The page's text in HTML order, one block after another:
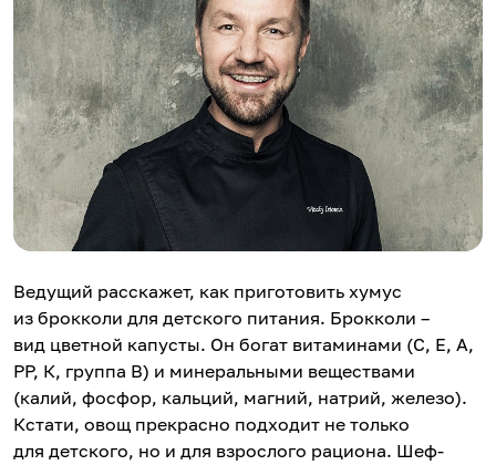
Ведущий расскажет, как приготовить хумус
из брокколи для детского питания. Брокколи –
вид цветной капусты. Он богат витаминами (С, Е, А,
РР, К, группа В) и минеральными веществами
(калий, фосфор, кальций, магний, натрий, железо).
Кстати, овощ прекрасно подходит не только
для детского, но и для взрослого рациона. Шеф-